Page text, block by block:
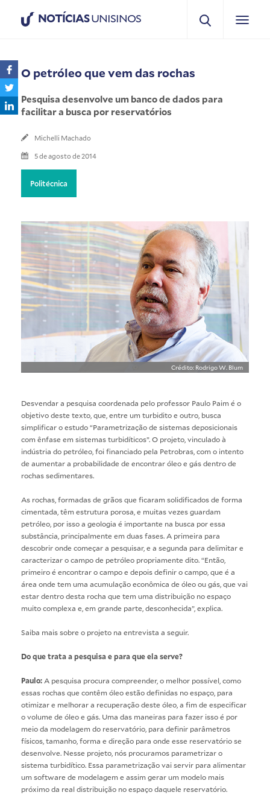
NOTÍCIASUNISINOS
O petróleo que vem das rochas
Pesquisa desenvolve um banco de dados para
facilitar a busca por reservatórios
Michelli Machado
5 de agosto de 2014
Politécnica
Crédito: Rodrigo W. Blum
Desvendar a pesquisa coordenada pelo professor Paulo Paim é o
objetivo deste texto, que, entre um turbidito e outro, busca
simplificar o estudo “Parametrização de sistemas deposicionais
com ênfase em sistemas turbidíticos”. O projeto, vinculado à
indústria do petróleo, foi financiado pela Petrobras, com o intento
de aumentar a probabilidade de encontrar óleo e gás dentro de
rochas sedimentares.
As rochas, formadas de grãos que ficaram solidificados de forma
cimentada, têm estrutura porosa, e muitas vezes guardam
petróleo, por isso a geologia é importante na busca por essa
substância, principalmente em duas fases. A primeira para
descobrir onde começar a pesquisar, e a segunda para delimitar e
caracterizar o campo de petróleo propriamente dito. “Então,
primeiro é encontrar o campo e depois definir o campo, que é a
área onde tem uma acumulação econômica de óleo ou gás, que vai
estar dentro desta rocha que tem uma distribuição no espaço
muito complexa e, em grande parte, desconhecida”, explica.
Saiba mais sobre o projeto na entrevista a seguir.
Do que trata a pesquisa e para que ela serve?
Paulo: A pesquisa procura compreender, o melhor possível, como
essas rochas que contêm óleo estão definidas no espaço, para
otimizar e melhorar a recuperação deste óleo, a fim de especificar
o volume de óleo e gás. Uma das maneiras para fazer isso é por
meio da modelagem do reservatório, para definir parâmetros
físicos, tamanho, forma e direção para onde esse reservatório se
desenvolve. Nesse projeto, nós procuramos parametrizar o
sistema turbidítico. Essa parametrização vai servir para alimentar
um software de modelagem e assim gerar um modelo mais
próximo da real distribuição no espaço daquele reservatório.